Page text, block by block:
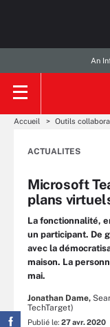
An
Accueil Outils
ACTUALITES
Microsoft
plans
La fonctionnalité,
un participant. De
avec la
maison. La
mai.
Jonathan Dame,
TechTarget)
Publié le: 27 avr. 2020